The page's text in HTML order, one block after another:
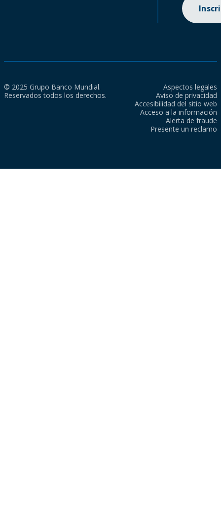
© 2025 Grupo Banco Mundial.
Reservados todos los derechos.
Aspectos legales
Aviso de privacidad
Accesibilidad del sitio web
Acceso a la información
Alerta de fraude
Presente un reclamo